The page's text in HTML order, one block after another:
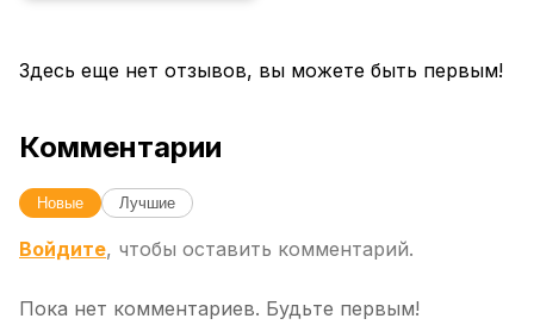
Здесь еще нет отзывов, вы можете быть первым!
Комментарии
Новые Лучшие
Войдите, чтобы оставить комментарий.
Пока нет комментариев. Будьте первым!